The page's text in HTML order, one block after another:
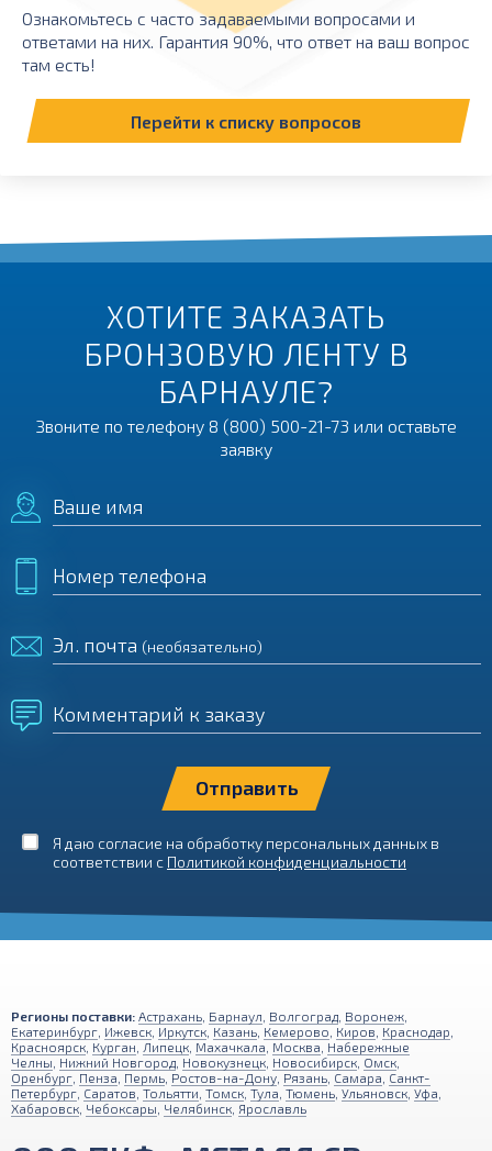
ХОТИТЕ ЗАКАЗАТЬ
БРОНЗОВУЮ ЛЕНТУ В
БАРНАУЛЕ?
Звоните по телефону 8 (800) 500-21-73 или оставьте
заявку
Ваше имя
Номер телефона
Эл. почта (необязательно)
Комментарий к заказу
Я даю согласие на обработку персональных данных в
соответствии с Политикой конфиденциальности
Ознакомьтесь с часто задаваемыми вопросами и
ответами на них. Гарантия 90%, что ответ на ваш вопрос
там есть!
Перейти к списку вопросов
Регионы поставки: Астрахань Барнаул Волгоград Воронеж
Екатеринбург Ижевск Иркутск Казань Кемерово Киров Краснодар
Красноярск Курган Липецк Махачкала Москва Набережные
Челны Нижний Новгород Новокузнецк Новосибирск Омск
Оренбург Пенза Пермь Ростов-на-Дону Рязань Самара Санкт-
Петербург Саратов Тольятти Томск Тула Тюмень Ульяновск Уфа
Хабаровск Чебоксары Челябинск Ярославль